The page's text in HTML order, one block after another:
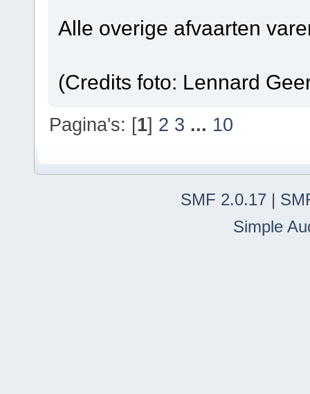
Alle overige afvaarten
(Credits foto: Lennard
Pagina's: [1] 2 3 ... 10
SMF 2.0.17 |
Simple